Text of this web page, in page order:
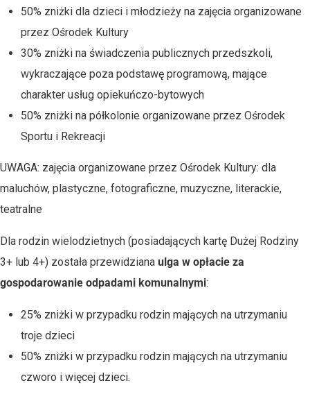
50% zniżki dla dzieci i młodzieży na zajęcia organizowane
przez Ośrodek Kultury
30% zniżki na świadczenia publicznych przedszkoli,
wykraczające poza podstawę programową, mające
charakter usług opiekuńczo-bytowych
50% zniżki na półkolonie organizowane przez Ośrodek
Sportu i Rekreacji
UWAGA: zajęcia organizowane przez Ośrodek Kultury: dla
maluchów, plastyczne, fotograficzne, muzyczne, literackie,
teatralne
Dla rodzin wielodzietnych (posiadających kartę Dużej Rodziny
3+ lub 4+) została przewidziana ulga w opłacie za
gospodarowanie odpadami komunalnymi:
25% zniżki w przypadku rodzin mających na utrzymaniu
troje dzieci
50% zniżki w przypadku rodzin mających na utrzymaniu
czworo i więcej dzieci.